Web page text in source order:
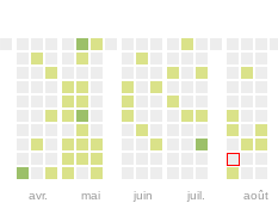
avr. mai juin juil. août